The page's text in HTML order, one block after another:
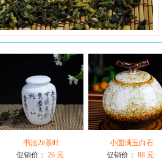
书法2#茶叶
促销价： 26 元
小圆满玉白石
促销价： 88 元